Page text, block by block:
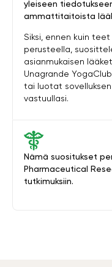
Nämä suositukset
Pharmaceutical
tutkimuksiin.
yleiseen
ammattitaitoista
Siksi, ennen kuin
perusteella,
asianmukaisen
Unagrande
tai luotat
vastuullasi.